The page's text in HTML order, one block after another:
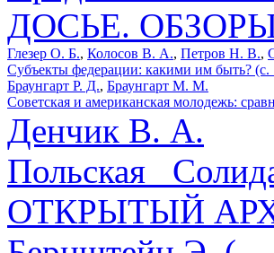
ДОСЬЕ.
Глезер О. Б., Колосов В. А., Петров Н. В.,
Субъекты федерации: какими им быть? (с.
Браунгарт Р. Д., Браунгарт М. М.
Советская и американская молодежь:
Денчик В. А.
Польская
ОТКРЫТЫЙ